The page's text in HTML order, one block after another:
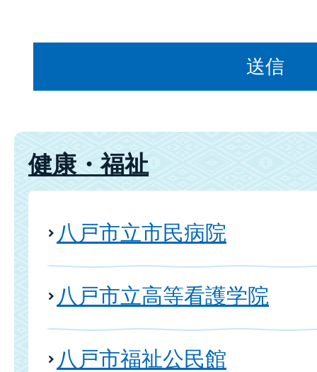
健康・福祉
八戸市立市民病院
八戸市立高等看護学院
八戸市福祉公民館